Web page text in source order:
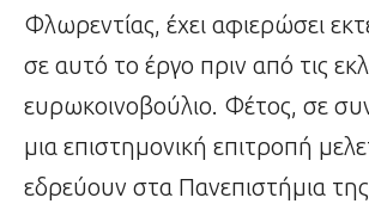
Φλωρεντίας, έχει αφιερώσει
σε αυτό το έργο πριν από τις
ευρωκοινοβούλιο. Φέτος, σε
μια επιστημονική επιτροπή
εδρεύουν στα Πανεπιστήμια